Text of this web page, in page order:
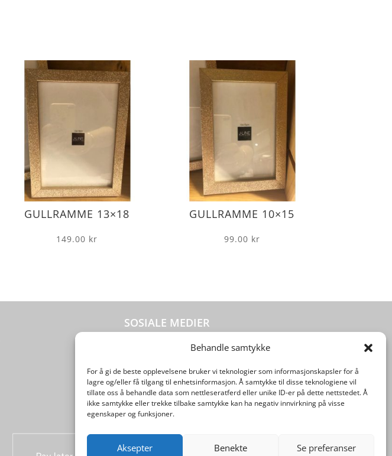
Behandle samtykke
For å gi de beste opplevelsene bruker vi teknologier som informasjonskapsler for å
lagre og/eller få tilgang til enhetsinformasjon. Å samtykke til disse teknologiene vil
tillate oss å behandle data som nettleseratferd eller unike ID-er på dette nettstedet. Å
ikke samtykke eller trekke tilbake samtykke kan ha negativ innvirkning på visse
egenskaper og funksjoner.
Aksepter Benekte Se preferanser
GULLRAMME 13×18
149.00 kr
GULLRAMME 10×15
99.00 kr
SOSIALE MEDIER